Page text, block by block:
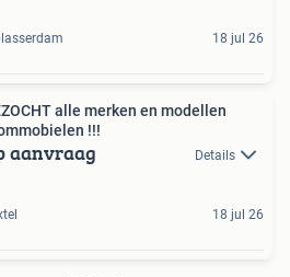
18 jul 26
alle merken en modellen
!!!
aanvraag Details
18 jul 26